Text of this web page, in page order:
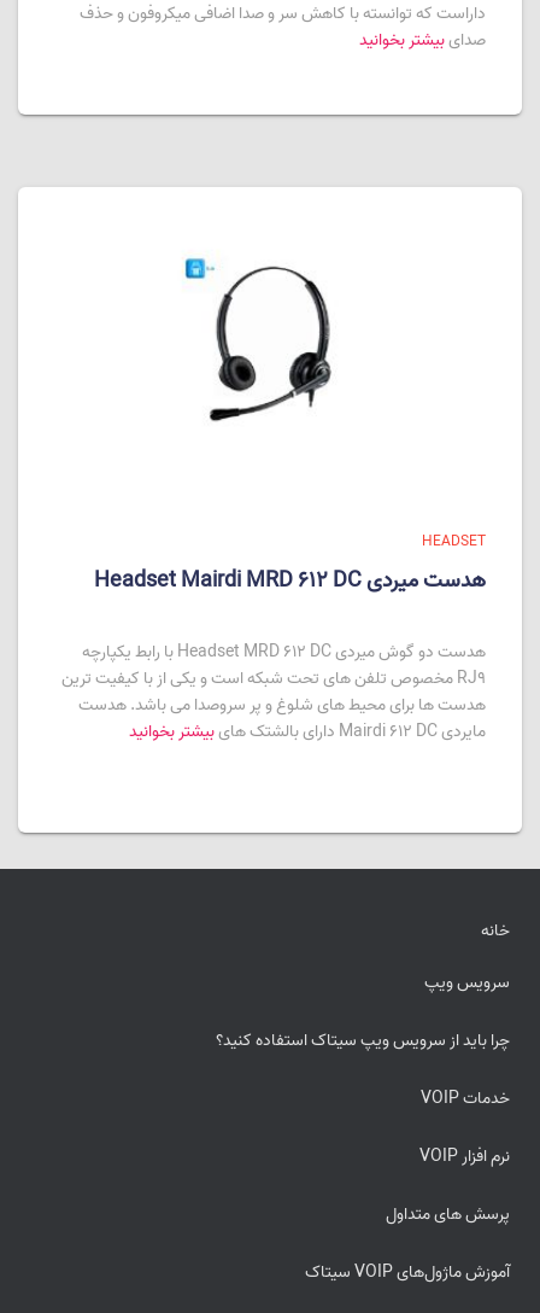
داراست که توانسته با کاهش سر و صدا اضافی میکروفون و حذف
صدایبیشتر بخوانید
HEADSET
هدست میردی Headset Mairdi MRD 612 DC
هدست دو گوش میردی Headset MRD 612 DC با رابط یکپارچه
RJ9 مخصوص تلفن های تحت شبکه است و یکی از با کیفیت ترین
هدست ها برای محیط های شلوغ و پر سروصدا می باشد. هدست
مایردی Mairdi 612 DC دارای بالشتک های
بیشتر بخوانید
خانه
سرویس ویپ
چرا باید از سرویس ویپ سیتاک استفاده کنید؟
خدمات VOIP
نرم افزار VOIP
پرسش های متداول
آموزش ماژول‌های VOIP سیتاک